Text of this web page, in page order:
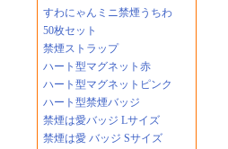
すわにゃんミニ禁煙うちわ
50枚セット
禁煙ストラップ
ハート型マグネット赤
ハート型マグネットピンク
ハート型禁煙バッジ
禁煙は愛バッジ Lサイズ
禁煙は愛 バッジ Sサイズ